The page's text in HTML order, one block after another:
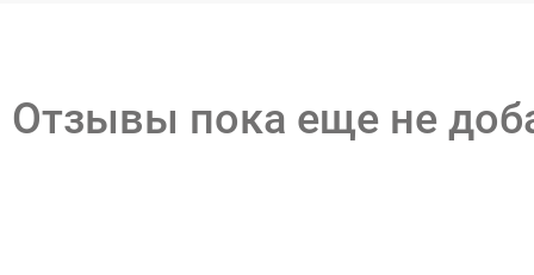
Отзывы пока еще не